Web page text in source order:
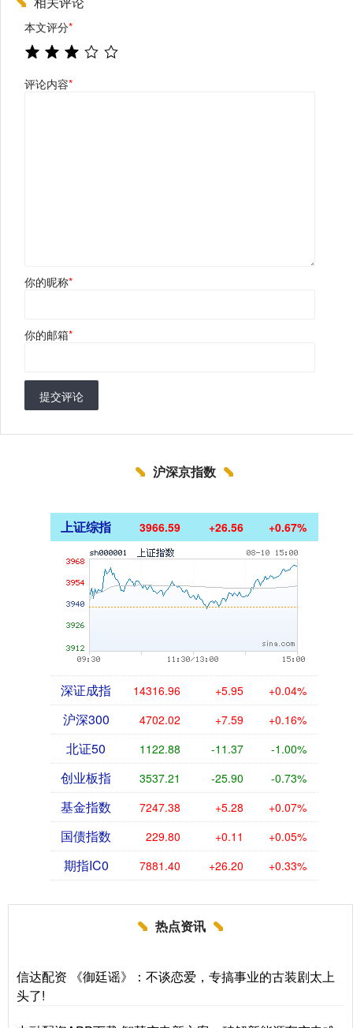
本文评分*
评论内容*
你的昵称*
你的邮箱*
提交评论
沪深京指数
上证综指 3966.59 +26.56 +0.67%
深证成指 14316.96 +5.95 +0.04%
沪深300 4702.02 +7.59 +0.16%
北证50 1122.88 -11.37 -1.00%
创业板指 3537.21 -25.90 -0.73%
基金指数 7247.38 +5.28 +0.07%
国债指数 229.80 +0.11 +0.05%
期指IC0 7881.40 +26.20 +0.33%
热点资讯
信达配资 《御廷谣》：不谈恋爱，专搞事业的古装剧太上
头了!